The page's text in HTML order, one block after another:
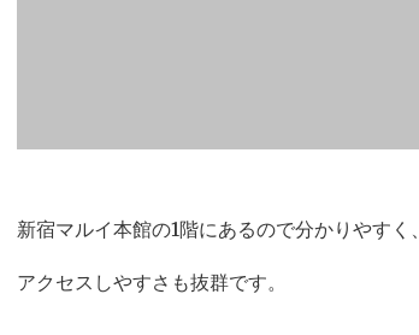
新宿マルイ本館の1階にあるので分かりやすく、
アクセスしやすさも抜群です。